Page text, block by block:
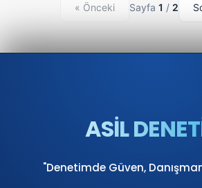
« Önceki Sayfa 1 / 2
ASİL
"Denetimde Güven,